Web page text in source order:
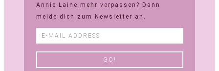
Annie Laine mehr verpassen? Dann
melde dich zum Newsletter an.